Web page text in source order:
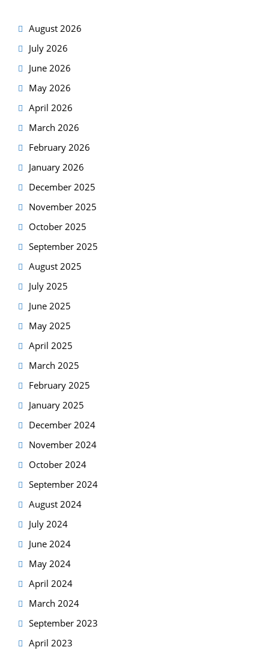
August 2026
July 2026
June 2026
May 2026
April 2026
March 2026
February 2026
January 2026
December 2025
November 2025
October 2025
September 2025
August 2025
July 2025
June 2025
May 2025
April 2025
March 2025
February 2025
January 2025
December 2024
November 2024
October 2024
September 2024
August 2024
July 2024
June 2024
May 2024
April 2024
March 2024
September 2023
April 2023